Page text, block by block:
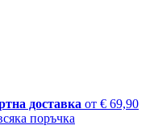
доставка от € 69,90
поръчка